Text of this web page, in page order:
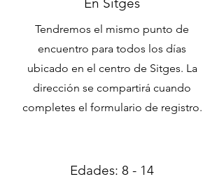
Tendremos el mismo punto de
encuentro para todos los días
ubicado en el centro de Sitges. La
dirección se compartirá cuando
completes el formulario de registro.
Edades: 8 - 14